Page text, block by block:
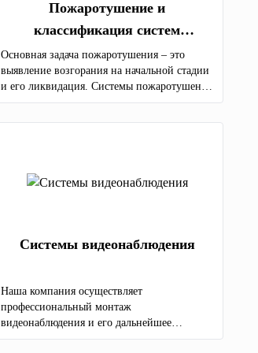
Пожаротушение и
классификация систем
пожаротушения
Основная задача пожаротушения – это
выявление возгорания на начальной стадии
и его ликвидация. Системы пожаротушения
по типу огнетушащего состава бывают:
Системы видеонаблюдения
Наша компания осуществляет
профессиональный монтаж
видеонаблюдения и его дальнейшее
техническое обслуживание на всей